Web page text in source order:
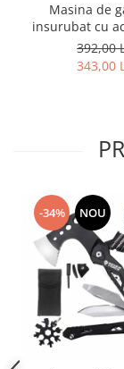
Masina de
insurubat cu
TOTAL -
392,00
343,00
-34% NOU